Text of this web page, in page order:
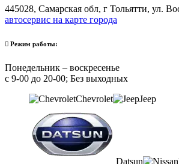
445028, Самарская обл, г Тольятти, ул.
автосервис на карте города
Режим работы:
Понедельник – воскресенье
с 9-00 до 20-00; Без выходных
Chevrolet
Jeep
Datsun